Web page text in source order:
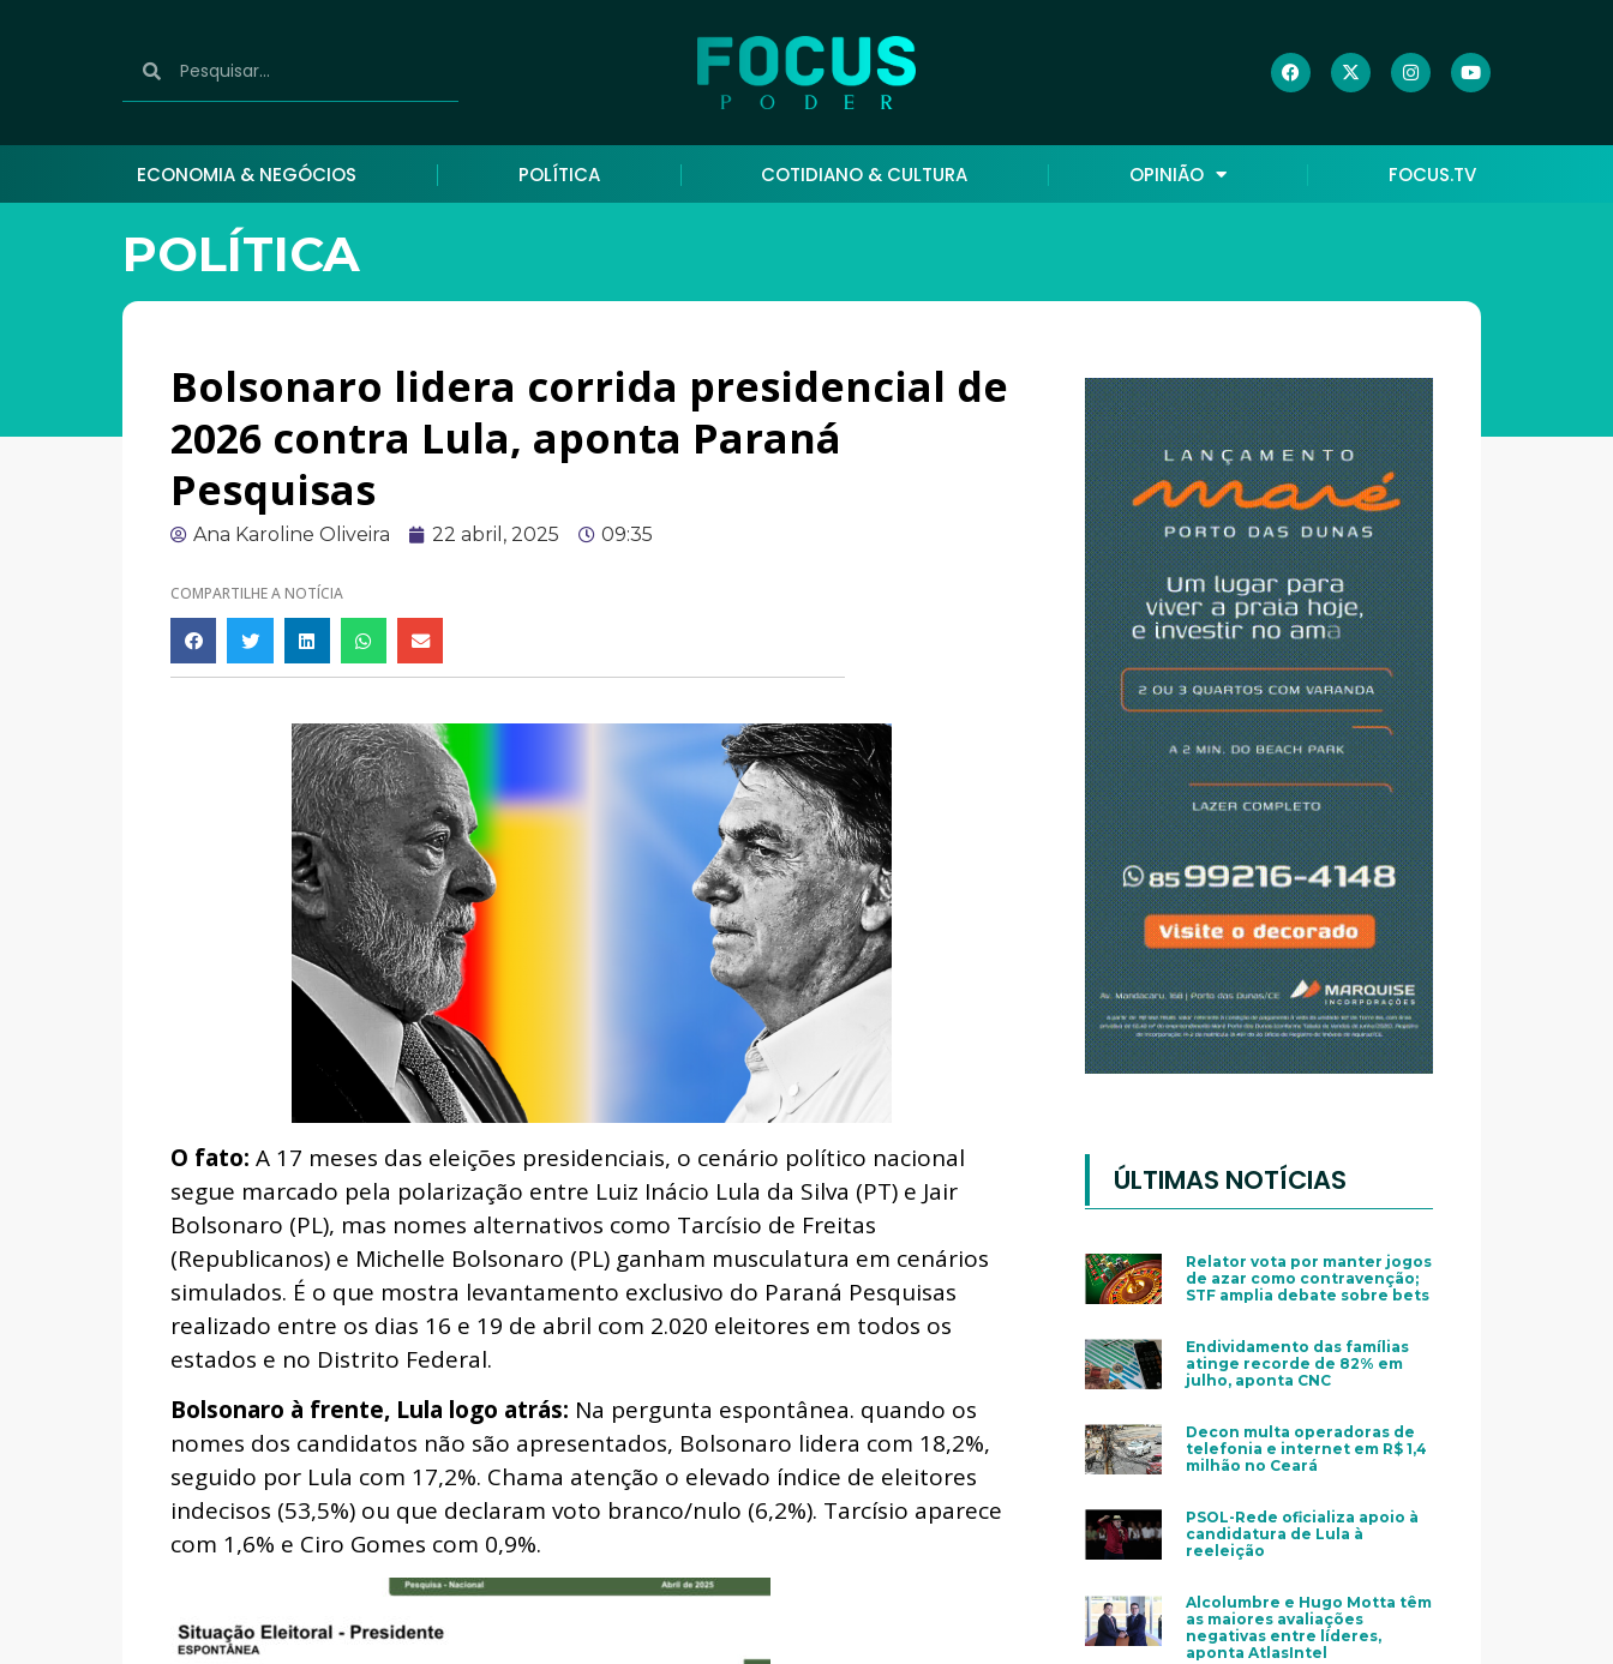
ECONOMIA & NEGÓCIOS POLÍTICA COTIDIANO & CULTURA OPINIÃO FOCUS.TV
POLÍTICA
Bolsonaro lidera corrida presidencial de
2026 contra Lula, aponta Paraná
Pesquisas
Ana Karoline Oliveira 22 abril, 2025 09:35
COMPARTILHE A NOTÍCIA
O fato: A 17 meses das eleições presidenciais, o cenário político nacional
segue marcado pela polarização entre Luiz Inácio Lula da Silva (PT) e Jair
Bolsonaro (PL), mas nomes alternativos como Tarcísio de Freitas
(Republicanos) e Michelle Bolsonaro (PL) ganham musculatura em cenários
simulados. É o que mostra levantamento exclusivo do Paraná Pesquisas
realizado entre os dias 16 e 19 de abril com 2.020 eleitores em todos os
estados e no Distrito Federal.
Bolsonaro à frente, Lula logo atrás: Na pergunta espontânea. quando os
nomes dos candidatos não são apresentados, Bolsonaro lidera com 18,2%,
seguido por Lula com 17,2%. Chama atenção o elevado índice de eleitores
indecisos (53,5%) ou que declaram voto branco/nulo (6,2%). Tarcísio aparece
com 1,6% e Ciro Gomes com 0,9%.
ÚLTIMAS NOTÍCIAS
Relator vota por manter jogos
de azar como contravenção;
STF amplia debate sobre bets
Endividamento das famílias
atinge recorde de 82% em
julho, aponta CNC
Decon multa operadoras de
telefonia e internet em R$ 1,4
milhão no Ceará
PSOL-Rede oficializa apoio à
candidatura de Lula à
reeleição
Alcolumbre e Hugo Motta têm
as maiores avaliações
negativas entre líderes,
aponta AtlasIntel